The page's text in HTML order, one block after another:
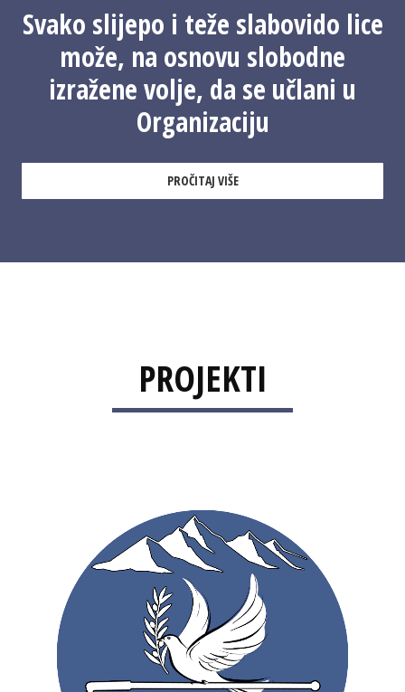
Svako slijepo i teže slabovido lice
može, na osnovu slobodne
izražene volje, da se učlani u
Organizaciju
PROČITAJ VIŠE
PROJEKTI